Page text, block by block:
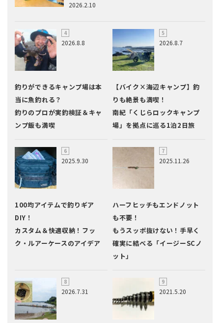
2026.2.10
2026.8.8
釣りができるキャンプ場は本
当に魚釣れる？
釣りのプロが実釣検証＆キャ
ンプ飯も満喫
2026.8.7
【バイク×海辺キャンプ】釣
りも絶景も満喫！
南紀「くじらロックキャンプ
場」を拠点に巡る1泊2日旅
2025.9.30
100均アイテムで釣りギア
DIY！
カスタム＆快適収納！フッ
ク・ルアーケースのアイデア
2025.11.26
ハーフヒッチもエンドノット
も不要！
もうスッポ抜けない！手早く
確実に結べる「イージーSCノ
ット」
2026.7.31 2021.5.20